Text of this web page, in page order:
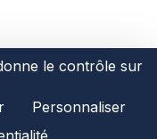
le contrôle sur
Personnaliser